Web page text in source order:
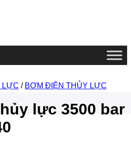
LỰC / BƠM ĐIỆN THỦY LỰC
lực 3500 bar